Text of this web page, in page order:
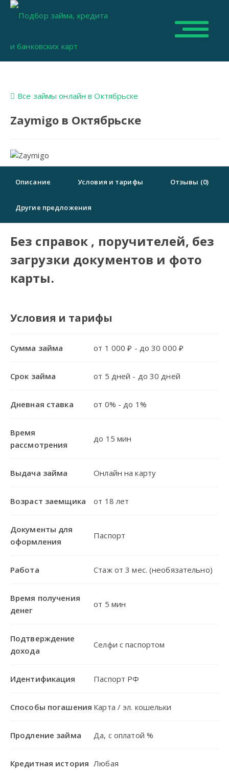
Все займы онлайн в Октябрьске
Zaymigo в Октябрьске
Описание Условия и тарифы Отзывы (0)
Другие предложения
Без справок , поручителей, без
загрузки документов и фото
карты.
Условия и тарифы
Сумма займа от 1 000 ₽ - до 30 000 ₽
Срок займа от 5 дней - до 30 дней
Дневная ставка от 0% - до 1%
Время
рассмотрения
до 15 мин
Выдача займа Онлайн на карту
Возраст заемщика от 18 лет
Документы для
оформления
Паспорт
Работа Стаж от 3 мес. (необязательно)
Время получения
денег
от 5 мин
Подтверждение
дохода
Селфи с паспортом
Идентификация Паспорт РФ
Способы погашения Карта / эл. кошельки
Продление займа Да, с оплатой %
Кредитная история Любая